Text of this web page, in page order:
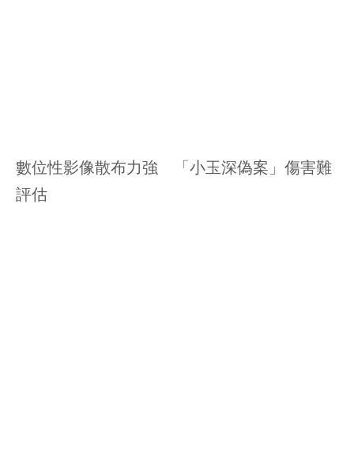
數位性影像散布力強 「小玉深偽案」傷害難
評估